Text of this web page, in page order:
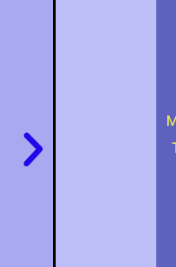
aanleiding